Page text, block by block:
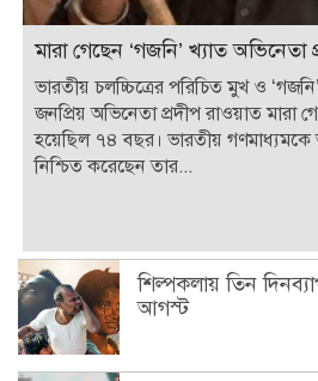
মারা গেছেন ‘গজনি’ খ্যাত অভিনেতা
ভারতীয় চলচ্চিত্রের পরিচিত মুখ ও
জনপ্রিয় অভিনেতা প্রদীপ রাওয়াত মারা
হয়েছিল ৭৪ বছর। ভারতীয়
নিশ্চিত করেছেন তার...
শিল্পকলায় তিন
আগস্ট